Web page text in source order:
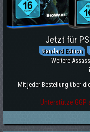
Jetzt für
Standard Edition
Weitere
Mit jeder Bestellung über
Unterstütze